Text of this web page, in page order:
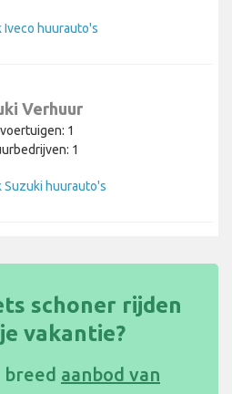
Iveco huurauto's
Verhuur
1
1
Suzuki huurauto's
schoner rijden
vakantie?
breed aanbod van